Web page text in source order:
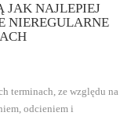
JAK NAJLEPIEJ
NIEREGULARNE
terminach, ze względu na
odcieniem i